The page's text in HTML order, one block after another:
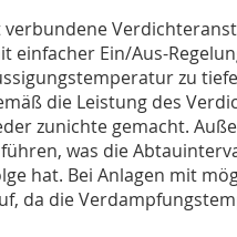
einfacher Ein/Aus-
zu
die Leistung des
zunichte gemacht.
was die
hat. Bei Anlagen mit
da die